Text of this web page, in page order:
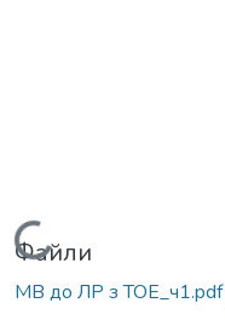
Вантажиться...
Файли
МВ до ЛР з ТОЕ_ч1.pdf